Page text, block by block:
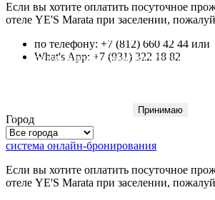
Если вы хотите оплатить посуточное
отеле YE'S Marata при заселении,
по телефону: +7 (812) 660 42 44 или
What's App: +7 (931) 322 18 82
Город
система онлайн-бронирования
Если вы хотите оплатить посуточное
отеле YE'S Marata при заселении,
Для улучшения качества
Принимаю